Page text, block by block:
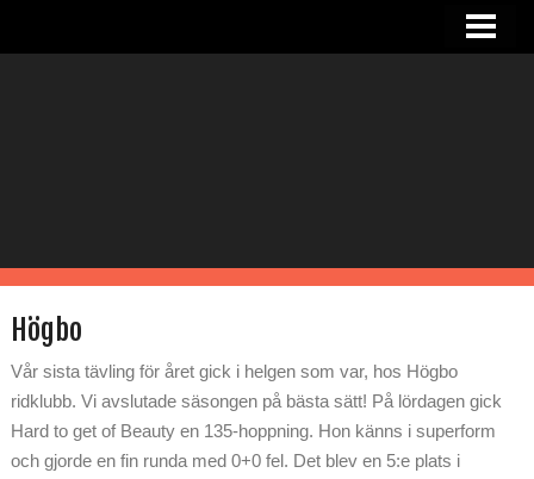
RIDHUS
KONTAKT
Högbo
Vår sista tävling för året gick i helgen som var, hos Högbo
ridklubb. Vi avslutade säsongen på bästa sätt! På lördagen gick
Hard to get of Beauty en 135-hoppning. Hon känns i superform
och gjorde en fin runda med 0+0 fel. Det blev en 5:e plats i